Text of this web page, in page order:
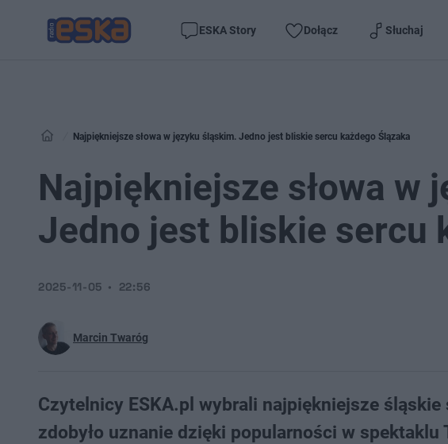
ESKA Story Dołącz Słuchaj
Najpiękniejsze słowa w języku śląskim. Jedno jest bliskie sercu każdego Ślązaka
Najpiękniejsze słowa w
Jedno jest bliskie sercu
Marcin Twaróg
2025-11-05 22:56
Czytelnicy ESKA.pl wybrali najpiękniejsze śląskie
zdobyło uznanie dzięki popularności w spektaklu